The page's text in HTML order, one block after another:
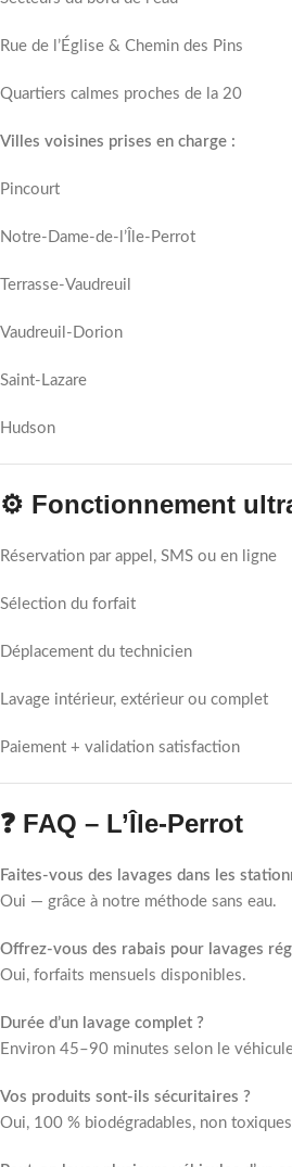
Rue de l’Église & Chemin des Pins
Quartiers calmes proches de la 20
Villes voisines prises en charge :
Pincourt
Notre-Dame-de-l’Île-Perrot
Terrasse-Vaudreuil
Vaudreuil-Dorion
Saint-Lazare
Hudson
⚙️ Fonctionnement
Réservation par appel, SMS ou en ligne
Sélection du forfait
Déplacement du technicien
Lavage intérieur, extérieur ou complet
Paiement + validation satisfaction
❓ FAQ – L’Île-Perrot
Faites-vous des lavages dans les
Oui — grâce à notre méthode sans eau.
Offrez-vous des rabais pour lavages
Oui, forfaits mensuels disponibles.
Durée d’un lavage complet ?
Environ 45–90 minutes selon le
Vos produits sont-ils sécuritaires ?
Oui, 100 % biodégradables, non